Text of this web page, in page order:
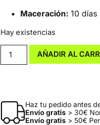
Maceración: 10 días
Hay existencias
AÑADIR AL
Haz tu pedido antes
Envío gratis> 30€
Envío gratis> 50€